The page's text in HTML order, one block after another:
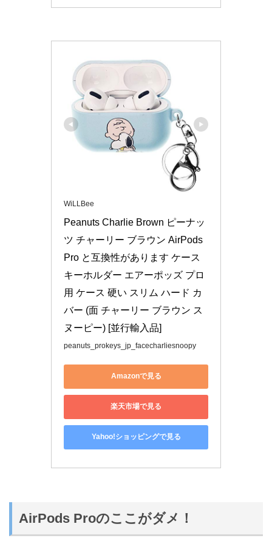
WiLLBee
Peanuts Charlie Brown ピーナッ
ツ チャーリー ブラウン AirPods
Pro と互換性があります ケース
キーホルダー エアーポッズ プロ
用 ケース 硬い スリム ハード カ
バー (面 チャーリー ブラウン ス
ヌーピー) [並行輸入品]
peanuts_prokeys_jp_facecharliesnoopy
Amazonで見る
楽天市場で見る
Yahoo!ショッピングで見る
AirPods Proのここがダメ！